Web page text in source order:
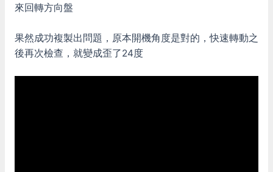
來回轉方向盤
果然成功複製出問題，原本開機角度是對的，快速轉動之
後再次檢查，就變成歪了24度